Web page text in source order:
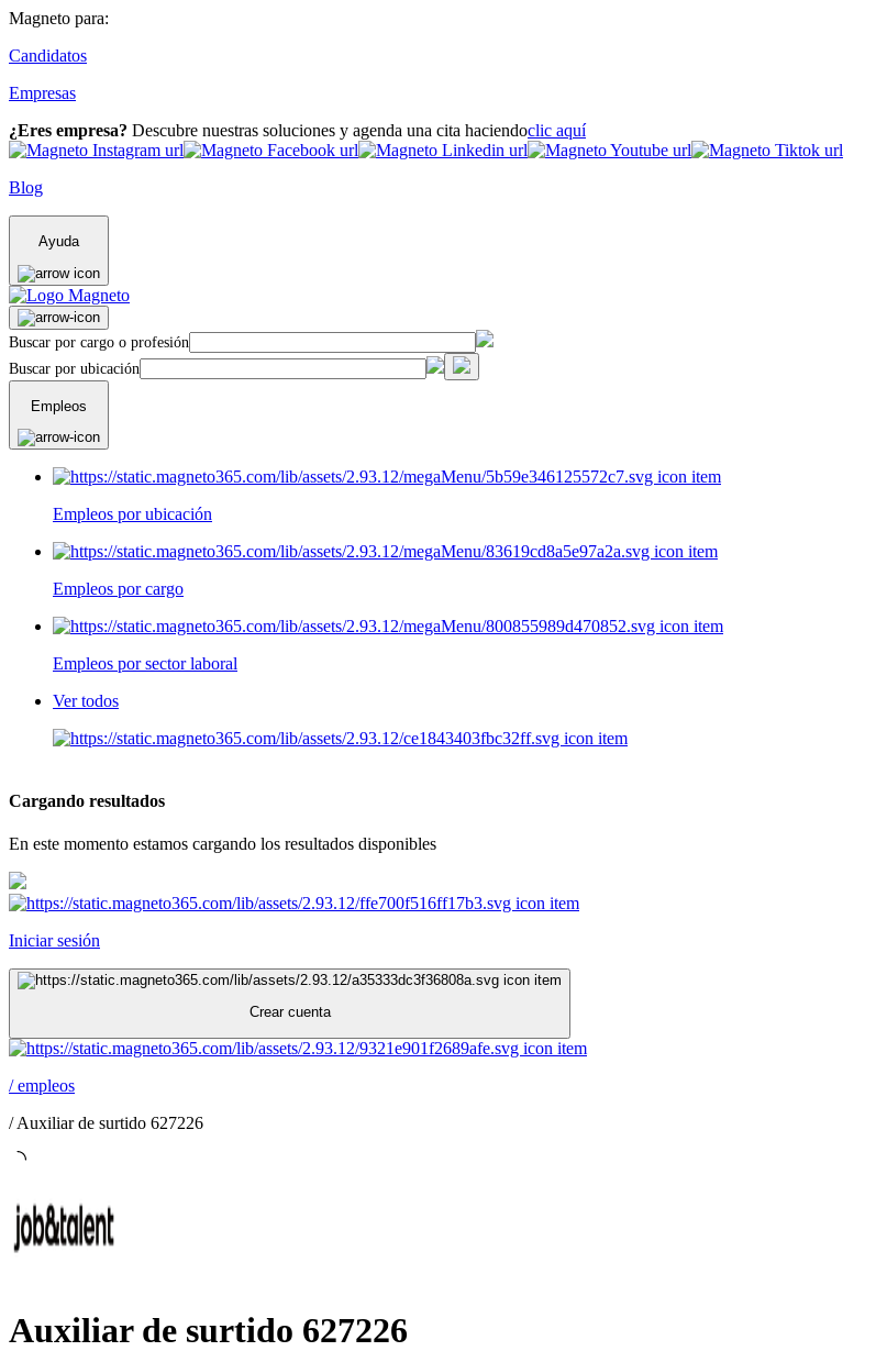
Magneto para:
Candidatos
Empresas
¿Eres empresa? Descubre nuestras soluciones y agenda una cita haciendoclic aquí
Blog
Ayuda
Buscar por cargo o profesión
Buscar por ubicación
Empleos
Empleos por ubicación
Empleos por cargo
Empleos por sector laboral
Ver todos
Cargando resultados
En este momento estamos cargando los resultados disponibles
Iniciar sesión
Crear cuenta
/empleos
/Auxiliar de surtido 627226
Auxiliar de surtido 627226